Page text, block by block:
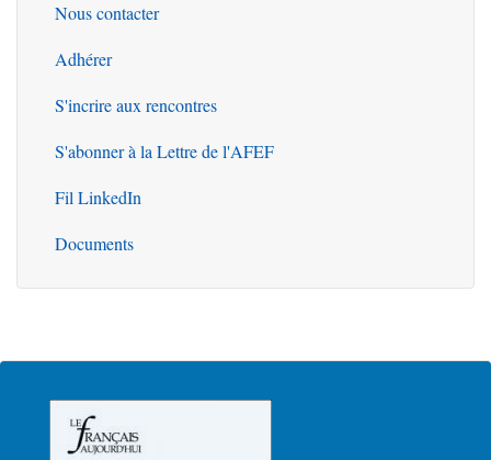
Outils
Nous contacter
Adhérer
S'incrire aux rencontres
S'abonner à la Lettre de l'AFEF
Fil LinkedIn
Documents